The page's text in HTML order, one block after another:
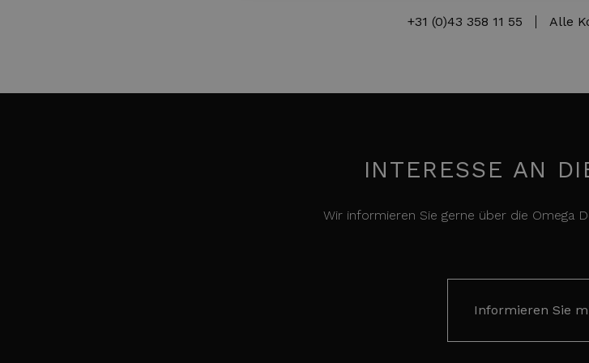
+31 (0)43 358 11 55 Alle
INTERESSE AN
Wir informieren Sie gerne über die Omega
Informieren Sie